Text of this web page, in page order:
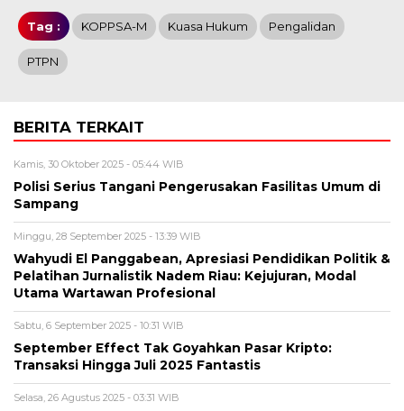
Tag : KOPPSA-M Kuasa Hukum Pengalidan
PTPN
BERITA TERKAIT
Kamis, 30 Oktober 2025 - 05:44 WIB
Polisi Serius Tangani Pengerusakan Fasilitas Umum di
Sampang
Minggu, 28 September 2025 - 13:39 WIB
Wahyudi El Panggabean, Apresiasi Pendidikan Politik &
Pelatihan Jurnalistik Nadem Riau: Kejujuran, Modal
Utama Wartawan Profesional
Sabtu, 6 September 2025 - 10:31 WIB
September Effect Tak Goyahkan Pasar Kripto:
Transaksi Hingga Juli 2025 Fantastis
Selasa, 26 Agustus 2025 - 03:31 WIB